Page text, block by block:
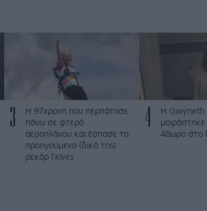
3
Η 97χρονη που περπάτησε
πάνω σε φτερό
αεροπλάνου και έσπασε το
προηγούμενο (δικό της)
ρεκόρ Γκίνες
4
Η Gwyneth
μοιράστηκε
48ωρο στο